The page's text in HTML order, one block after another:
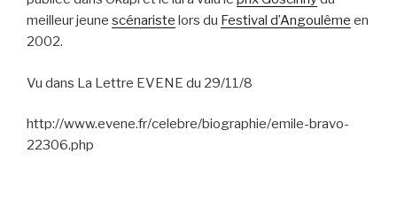
meilleur jeune scénariste lors du Festival d’Angoulême en
2002.
Vu dans La Lettre EVENE du 29/11/8
http://www.evene.fr/celebre/biographie/emile-bravo-
22306.php